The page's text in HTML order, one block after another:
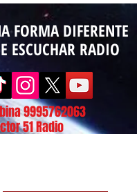
FORMA DIFERENTE
ESCUCHAR RADIO
9995762063
51 Radio